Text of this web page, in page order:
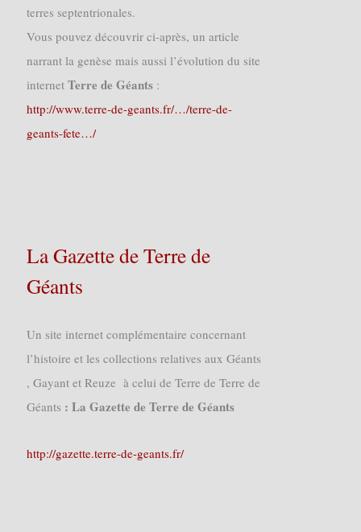
terres septentrionales.
Vous pouvez découvrir ci-après, un article
narrant la genèse mais aussi l’évolution du site
internet Terre de Géants :
http://www.terre-de-geants.fr/…/terre-de-
geants-fete…/
La Gazette de Terre de
Géants
Un site internet complémentaire concernant
l’histoire et les collections relatives aux Géants
, Gayant et Reuze à celui de Terre de Terre de
Géants : La Gazette de Terre de Géants
http://gazette.terre-de-geants.fr/